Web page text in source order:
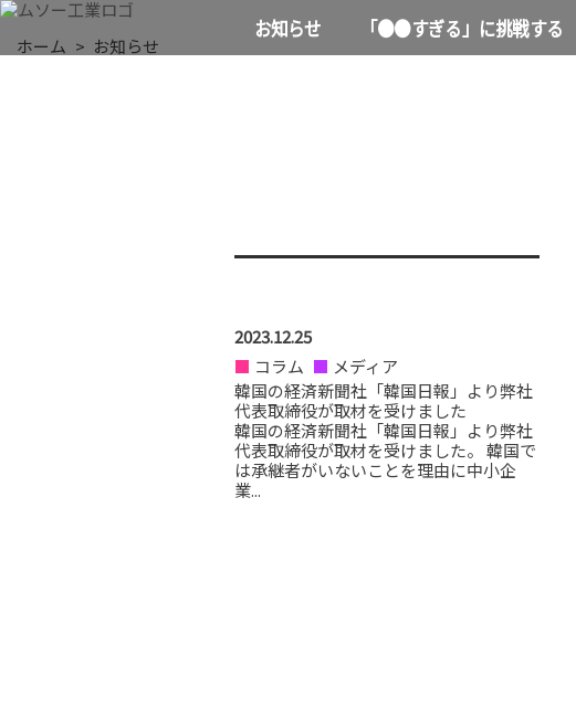
お知らせ 「●●すぎる」に挑戦する
ホーム お知らせ
2023.12.25
コラム
メディア
韓国の経済新聞社「韓国日報」より弊社
代表取締役が取材を受けました
韓国の経済新聞社「韓国日報」より弊社
代表取締役が取材を受けました。 韓国で
は承継者がいないことを理由に中小企
業...